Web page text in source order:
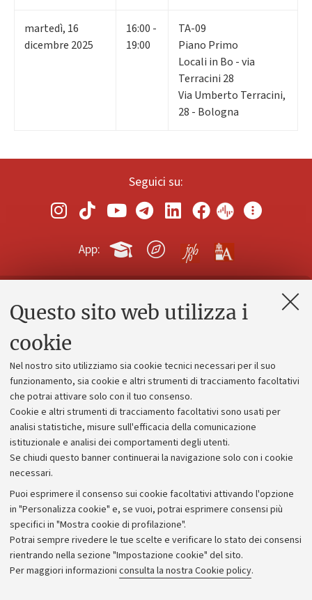
Questo sito web utilizza i
cookie
Nel nostro sito utilizziamo sia cookie tecnici necessari per il suo
funzionamento, sia cookie e altri strumenti di tracciamento facoltativi
che potrai attivare solo con il tuo consenso.
Cookie e altri strumenti di tracciamento facoltativi sono usati per
analisi statistiche, misure sull'efficacia della comunicazione
istituzionale e analisi dei comportamenti degli utenti.
Se chiudi questo banner continuerai la navigazione solo con i cookie
necessari.
Puoi esprimere il consenso sui cookie facoltativi attivando l'opzione
in "Personalizza cookie" e, se vuoi, potrai esprimere consensi più
specifici in "Mostra cookie di profilazione".
Potrai sempre rivedere le tue scelte e verificare lo stato dei consensi
rientrando nella sezione "Impostazione cookie" del sito.
Per maggiori informazioni consulta la nostra Cookie policy.
martedì, 16
dicembre 2025
16:00 -
19:00
TA-09
Piano Primo
Locali in Bo - via
Terracini 28
Via Umberto Terracini,
28 - Bologna
Seguici su:
App:
Contatti e PEC
Alumni community
Piano strategico
Bilanci
Donazioni e 5x1000
Bandi, gare e concorsi
Albo online
Amministrazione trasparente
Atti di notifica
Informazioni sul sito e accessibilità